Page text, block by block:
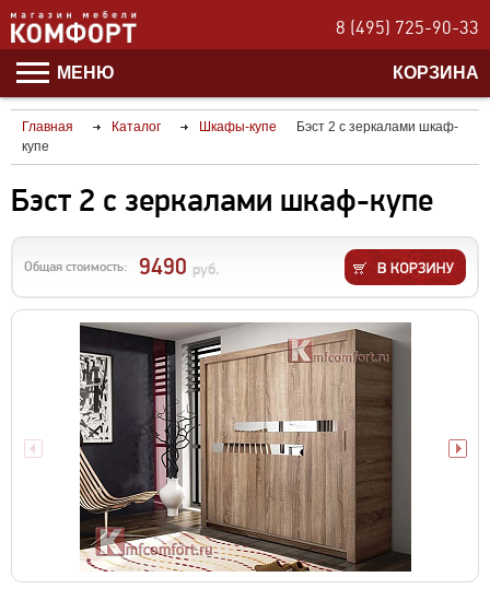
8 (495) 725-90-33
МЕНЮ КОРЗИНА
Главная Каталог Шкафы-купе
Бэст 2 с зеркалами шкаф-
купе
Бэст 2 с зеркалами шкаф-купе
Общая стоимость: 9490 руб.